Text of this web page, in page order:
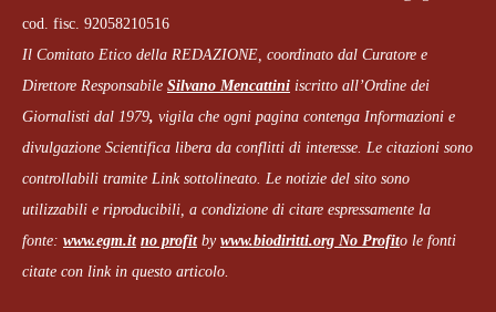
cod. fisc. 92058210516
Il Comitato Etico della REDAZIONE, coordinato dal Curatore e
Direttore Responsabile Silvano Mencattini iscritto all’Ordine dei
Giornalisti dal 1979, vigila che ogni pagina contenga Informazioni e
divulgazione Scientifica libera da conflitti di interesse. Le citazioni sono
controllabili tramite Link sottolineato. Le notizie del sito sono
utilizzabili e riproducibili, a condizione di citare espressamente la
fonte: www.egm.it no profitby www.biodiritti.org No Profito le fonti
citate con link in questo articolo.